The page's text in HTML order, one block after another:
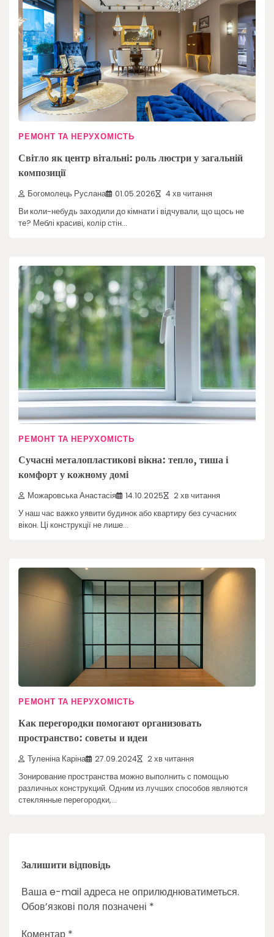
РЕМОНТ ТА НЕРУХОМІСТЬ
Світло як центр вітальні: роль люстри у загальній
композиції
Богомолець Руслана 01.05.2026 4 хв читання
Ви коли-небудь заходили до кімнати і відчували, що щось не
те? Меблі красиві, колір стін…
РЕМОНТ ТА НЕРУХОМІСТЬ
Сучасні металопластикові вікна: тепло, тиша і
комфорт у кожному домі
Можаровська Анастасія 14.10.2025 2 хв читання
У наш час важко уявити будинок або квартиру без сучасних
вікон. Ці конструкції не лише…
РЕМОНТ ТА НЕРУХОМІСТЬ
Как перегородки помогают организовать
пространство: советы и идеи
Туленіна Каріна 27.09.2024 2 хв читання
Зонирование пространства можно выполнить с помощью
различных конструкций. Одним из лучших способов являются
стеклянные перегородки,…
Залишити відповідь
Ваша e-mail адреса не оприлюднюватиметься.
Обов’язкові поля позначені *